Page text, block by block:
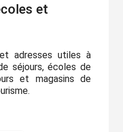
et
adresses utiles à
séjours, écoles de
et magasins de